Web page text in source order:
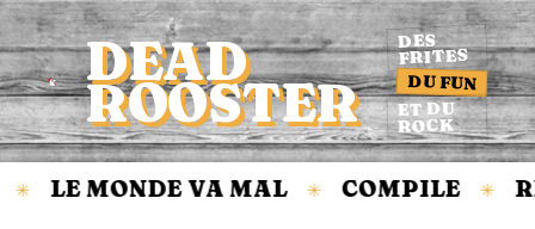
Accueil
DEAD
ROOSTER
DES
FRITES
DU FUN
ET DU
ROCK
✳ LE MONDE VA MAL ✳ COMPILE ✳